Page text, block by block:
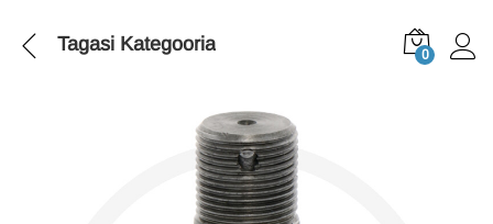
Tagasi Kategooria 0